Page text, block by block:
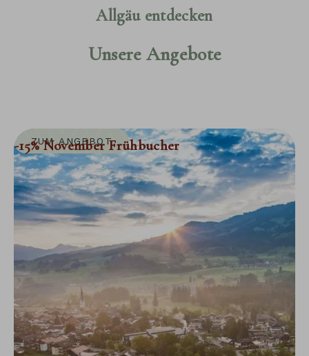
Allgäu entdecken
Unsere Angebote
-15% November Frühbucher
ZUM ANGEBOT